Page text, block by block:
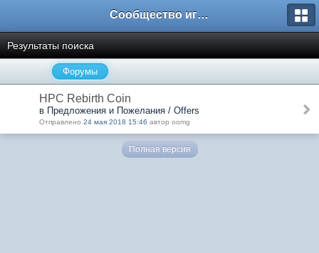
Сообщество игроков L2BesT.Org
Результаты поиска
Форумы
HPC Rebirth Coin
в Предложения и Пожелания / Offers
Отправлено 24 мая 2018 15:46 автор oomg
Полная версия